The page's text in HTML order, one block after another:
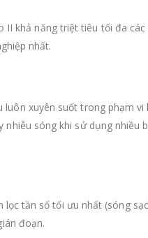
II khả năng triệt tiêu tối đa các
nhất.
xuyên suốt trong phạm vi
nhiễu sóng khi sử dụng nhiều
tần số tối ưu nhất (sóng
đoạn.